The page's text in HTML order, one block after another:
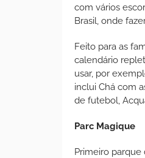
com vários
Brasil, onde
Feito para as
calendário
usar, por
inclui Chá com
de futebol,
Parc Magique
Primeiro